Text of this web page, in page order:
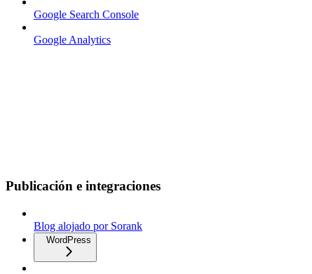
Google Search Console
Google Analytics
Publicación e integraciones
Blog alojado por Sorank
WordPress